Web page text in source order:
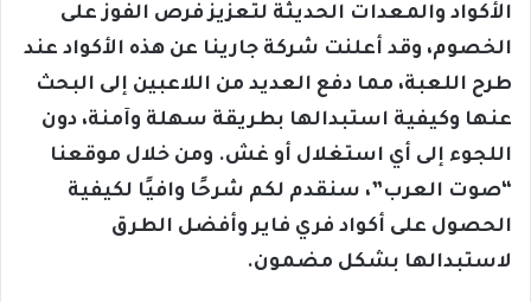
الأكواد والمعدات الحديثة لتعزيز فرص الفوز على
الخصوم، وقد أعلنت شركة جارينا عن هذه الأكواد عند
طرح اللعبة، مما دفع العديد من اللاعبين إلى البحث
عنها وكيفية استبدالها بطريقة سهلة وآمنة، دون
اللجوء إلى أي استغلال أو غش. ومن خلال موقعنا
“صوت العرب”، سنقدم لكم شرحًا وافيًا لكيفية
الحصول على أكواد فري فاير وأفضل الطرق
لاستبدالها بشكل مضمون.